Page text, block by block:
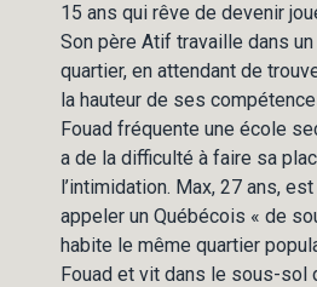
15 ans qui rêve de devenir
Son père Atif travaille dans
quartier, en attendant de
la hauteur de ses
Fouad fréquente une école
a de la difficulté à faire sa
l’intimidation. Max, 27 ans, est
appeler un Québécois « de
habite le même quartier
Fouad et vit dans le sous-sol